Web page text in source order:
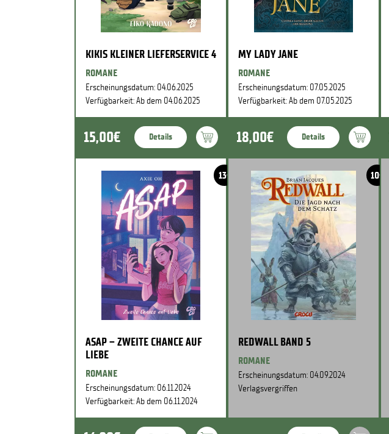
KIKIS KLEINER LIEFERSERVICE 4
ROMANE
Erscheinungsdatum: 04.06.2025
Verfügbarkeit: Ab dem 04.06.2025
15,00€ Details
MY LADY JANE
ROMANE
Erscheinungsdatum: 07.05.2025
Verfügbarkeit: Ab dem 07.05.2025
18,00€ Details
13+
ASAP – ZWEITE CHANCE AUF
LIEBE
ROMANE
Erscheinungsdatum: 06.11.2024
Verfügbarkeit: Ab dem 06.11.2024
10+
REDWALL BAND 5
ROMANE
Erscheinungsdatum: 04.09.2024
Verlagsvergriffen